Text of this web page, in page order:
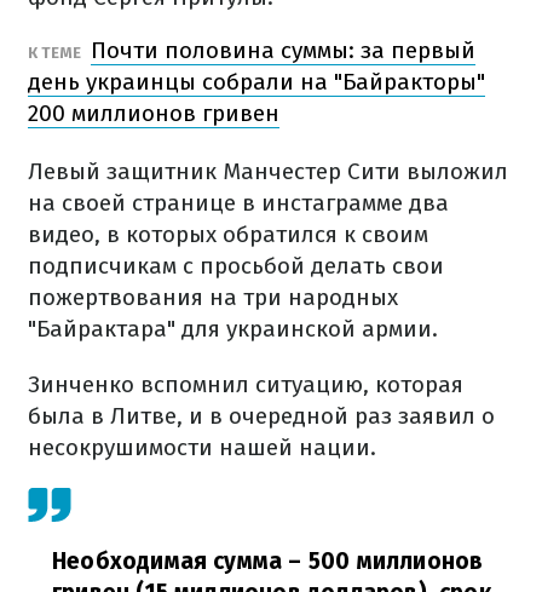
К ТЕМЕ
Почти половина суммы: за первый
день украинцы собрали на "Байракторы"
200 миллионов гривен
Левый защитник Манчестер Сити выложил
на своей странице в инстаграмме два
видео, в которых обратился к своим
подписчикам с просьбой делать свои
пожертвования на три народных
"Байрактара" для украинской армии.
Зинченко вспомнил ситуацию, которая
была в Литве, и в очередной раз заявил о
несокрушимости нашей нации.
Необходимая сумма – 500 миллионов